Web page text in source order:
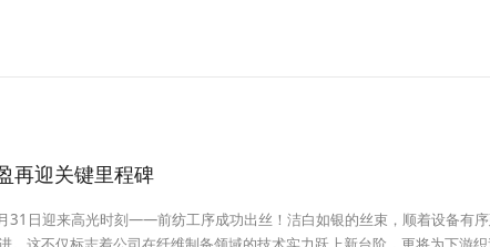
再迎关键里程碑
31日迎来高光时刻——前纺工序成功出丝！洁白如银的丝束，顺着设备有